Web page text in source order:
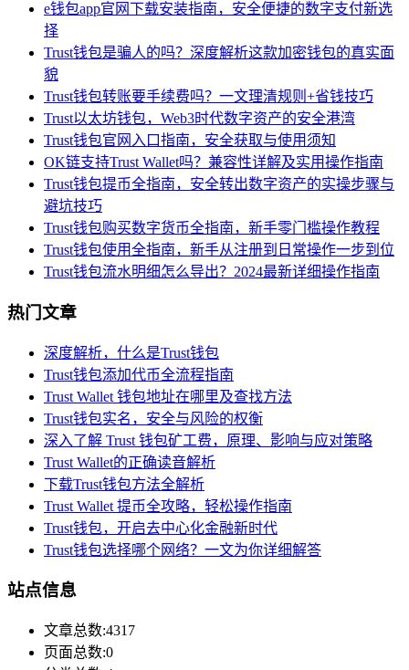
e钱包app官网下载安装指南，安全便捷的数字支付新选
择
Trust钱包是骗人的吗？深度解析这款加密钱包的真实面
貌
Trust钱包转账要手续费吗？一文理清规则+省钱技巧
Trust以太坊钱包，Web3时代数字资产的安全港湾
Trust钱包官网入口指南，安全获取与使用须知
OK链支持Trust Wallet吗？兼容性详解及实用操作指南
Trust钱包提币全指南，安全转出数字资产的实操步骤与
避坑技巧
Trust钱包购买数字货币全指南，新手零门槛操作教程
Trust钱包使用全指南，新手从注册到日常操作一步到位
Trust钱包流水明细怎么导出？2024最新详细操作指南
热门文章
深度解析，什么是Trust钱包
Trust钱包添加代币全流程指南
Trust Wallet 钱包地址在哪里及查找方法
Trust钱包实名，安全与风险的权衡
深入了解 Trust 钱包矿工费，原理、影响与应对策略
Trust Wallet的正确读音解析
下载Trust钱包方法全解析
Trust Wallet 提币全攻略，轻松操作指南
Trust钱包，开启去中心化金融新时代
Trust钱包选择哪个网络？一文为你详细解答
站点信息
文章总数:4317
页面总数:0